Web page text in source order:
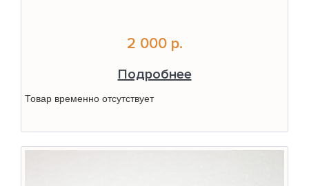
2 000 р.
Подробнее
Товар временно отсутствует